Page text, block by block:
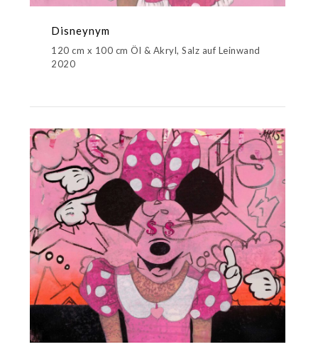
Disneynym
120 cm x 100 cm Öl & Akryl, Salz auf Leinwand
2020